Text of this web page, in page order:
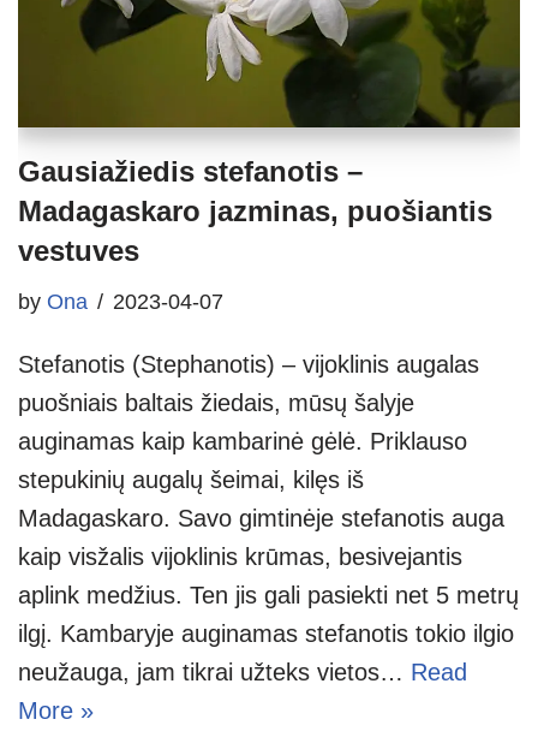
Gausiažiedis stefanotis –
Madagaskaro jazminas, puošiantis
vestuves
by Ona 2023-04-07
Stefanotis (Stephanotis) – vijoklinis augalas
puošniais baltais žiedais, mūsų šalyje
auginamas kaip kambarinė gėlė. Priklauso
stepukinių augalų šeimai, kilęs iš
Madagaskaro. Savo gimtinėje stefanotis auga
kaip visžalis vijoklinis krūmas, besivejantis
aplink medžius. Ten jis gali pasiekti net 5 metrų
ilgį. Kambaryje auginamas stefanotis tokio ilgio
neužauga, jam tikrai užteks vietos… Read
More »